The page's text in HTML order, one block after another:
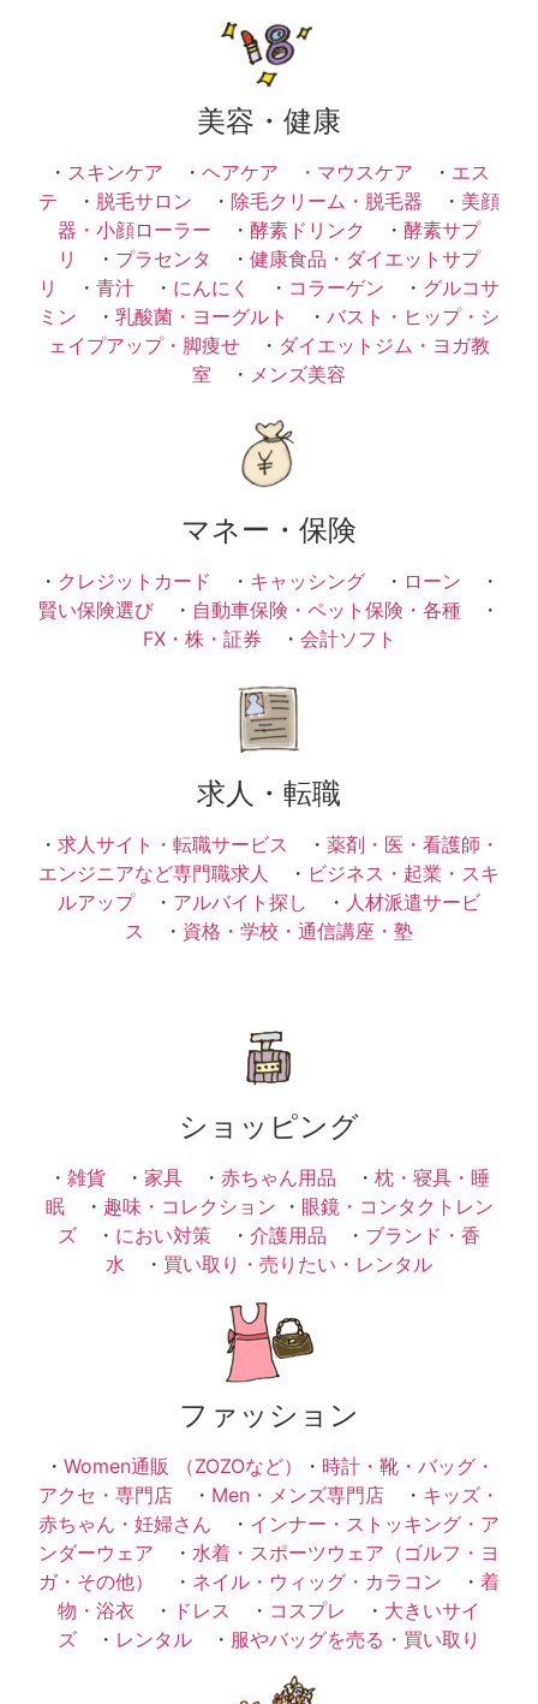
美容・健康
・ スキンケア ・ ヘアケア ・ マウスケア ・ エス
テ ・ 脱毛サロン ・ 除毛クリーム・脱毛器 ・ 美顔
器・小顔ローラー ・ 酵素ドリンク ・ 酵素サプ
リ
・ プラセンタ ・ 健康食品・ダイエットサプ
リ
・ 青汁 ・ にんにく ・ コラーゲン ・ グルコサ
ミン ・ 乳酸菌・ヨーグルト ・ バスト・ヒップ・シ
ェイプアップ・脚痩せ ・ ダイエットジム・ヨガ教
室 ・ メンズ美容
マネー・保険
・ クレジットカード ・ キャッシング ・ ローン ・
賢い保険選び ・ 自動車保険・ペット保険・各種 ・
FX・株・証券 ・ 会計ソフト
求人・転職
・ 求人サイト・転職サービス ・ 薬剤・医・看護師・
エンジニアなど専門職求人
・ ビジネス・起業・スキ
ルアップ・ アルバイト探し ・ 人材派遣サービ
ス ・ 資格・学校・通信講座・塾
ショッピング
・ 雑貨 ・ 家具 ・ 赤ちゃん用品 ・ 枕・寝具・睡
眠・ 趣味・コレクション ・ 眼鏡・コンタクトレン
ズ ・ におい対策 ・ 介護用品 ・ ブランド・香
水 ・ 買い取り・売りたい・レンタル
ファッション
・ Women通販 （ZOZOなど） ・ 時計・靴・バッグ・
アクセ・専門店 ・ Men・メンズ専門店 ・ キッズ・
赤ちゃん・妊婦さん ・ インナー・ストッキング・ア
ンダーウェア ・ 水着・スポーツウェア（ゴルフ・ヨ
ガ・その他）
・ ネイル・ウィッグ・カラコン ・ 着
物・浴衣 ・ ドレス ・ コスプレ ・ 大きいサイ
ズ ・ レンタル ・ 服やバッグを売る・買い取り